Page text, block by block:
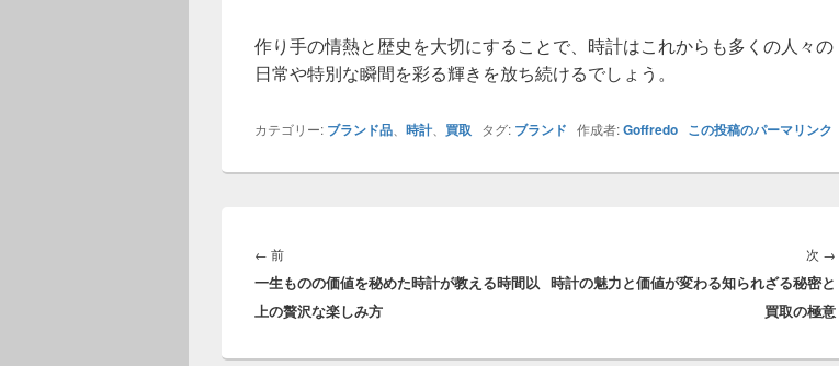
作り手の情熱と歴史を大切にすることで、時計はこれからも多くの人々の
日常や特別な瞬間を彩る輝きを放ち続けるでしょう。
カテゴリー: ブランド品 時計、 買取 タグ: ブランド 作成者:Goffredo この投稿のパーマリンク
稿
ナ
ビ
ゲ
← 前前
の
投
一生ものの価値を秘めた時計が教える時間以
上の贅沢な楽しみ方
次 →
投
時計の魅力と価値が変わる知られざる秘密と
買取の極意